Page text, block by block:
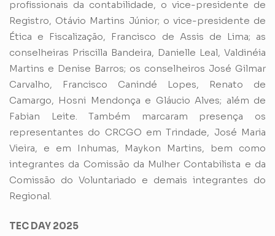
profissionais da contabilidade, o vice-presidente de
Registro, Otávio Martins Júnior; o vice-presidente de
Ética e Fiscalização, Francisco de Assis de Lima; as
conselheiras Priscilla Bandeira, Danielle Leal, Valdinéia
Martins e Denise Barros; os conselheiros José Gilmar
Carvalho, Francisco Canindé Lopes, Renato de
Camargo, Hosni Mendonça e Gláucio Alves; além de
Fabian Leite. Também marcaram presença os
representantes do CRCGO em Trindade, José Maria
Vieira, e em Inhumas, Maykon Martins, bem como
integrantes da Comissão da Mulher Contabilista e da
Comissão do Voluntariado e demais integrantes do
Regional.
TEC DAY 2025